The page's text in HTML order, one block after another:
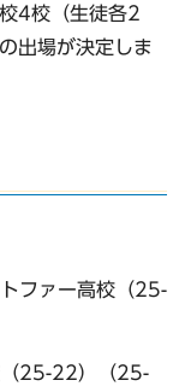
4校（生徒各2
出場が決定しま
ファー高校（25-
25-22）（25-